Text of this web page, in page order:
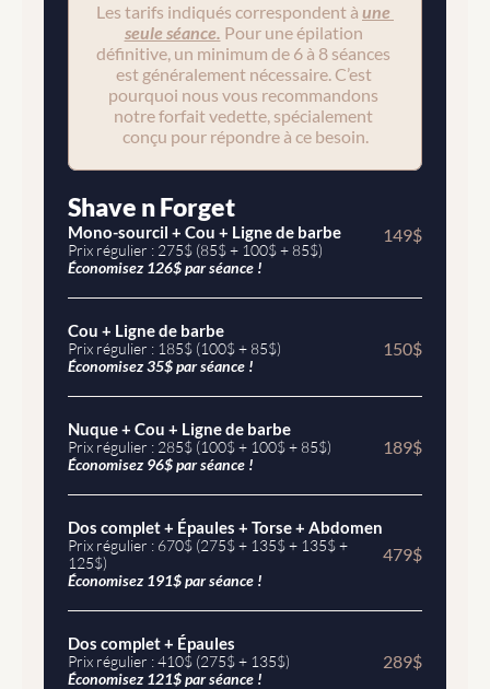
Les tarifs indiqués correspondent à une
seule séance. Pour une épilation
définitive, un minimum de 6 à 8 séances
est généralement nécessaire. C’est
pourquoi nous vous recommandons
notre forfait vedette, spécialement
conçu pour répondre à ce besoin.
Shave n Forget
Mono-sourcil + Cou + Ligne de barbe
Prix régulier : 275$ (85$ + 100$ + 85$)
Économisez 126$ par séance !
149$
Cou + Ligne de barbe
Prix régulier : 185$ (100$ + 85$)
Économisez 35$ par séance !
150$
Nuque + Cou + Ligne de barbe
Prix régulier : 285$ (100$ + 100$ + 85$)
Économisez 96$ par séance !
189$
Dos complet + Épaules + Torse + Abdomen
Prix régulier : 670$ (275$ + 135$ + 135$ +
125$)
Économisez 191$ par séance !
479$
Dos complet + Épaules
Prix régulier : 410$ (275$ + 135$)
Économisez 121$ par séance !
289$